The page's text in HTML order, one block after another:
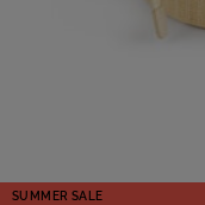
SUMMER SALE